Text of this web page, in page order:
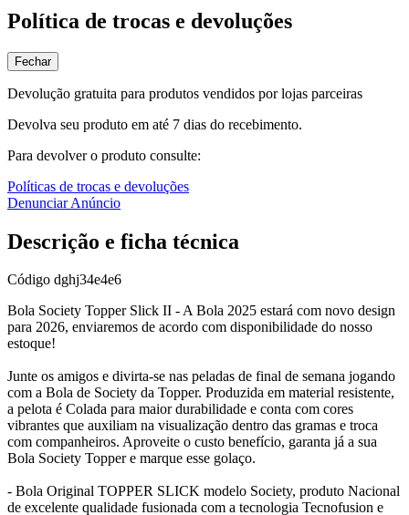
Política de trocas e devoluções
Fechar
Devolução gratuita para produtos vendidos por lojas parceiras
Devolva seu produto em até 7 dias do recebimento.
Para devolver o produto consulte:
Políticas de trocas e devoluções
Denunciar Anúncio
Descrição e ficha técnica
Código dghj34e4e6
Bola Society Topper Slick II - A Bola 2025 estará com novo design
para 2026, enviaremos de acordo com disponibilidade do nosso
estoque!
Junte os amigos e divirta-se nas peladas de final de semana jogando
com a Bola de Society da Topper. Produzida em material resistente,
a pelota é Colada para maior durabilidade e conta com cores
vibrantes que auxiliam na visualização dentro das gramas e troca
com companheiros. Aproveite o custo benefício, garanta já a sua
Bola Society Topper e marque esse golaço.
- Bola Original TOPPER SLICK modelo Society, produto Nacional
de excelente qualidade fusionada com a tecnologia Tecnofusion e